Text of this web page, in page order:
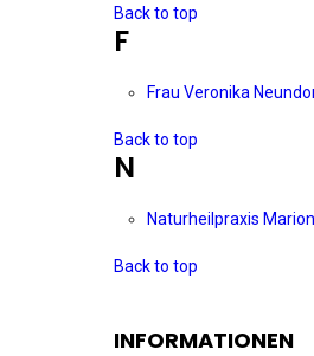
Back to top
F
Frau Veronika
Back to top
N
Naturheilpraxis
Back to top
INFORMATIONEN